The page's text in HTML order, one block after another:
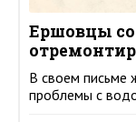
Ершовцы
В своем письме
проблемы с